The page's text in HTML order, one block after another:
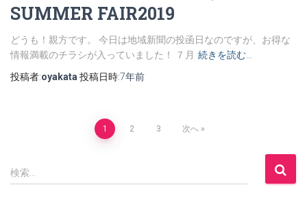
SUMMER FAIR2019
どうも！親方です。 今日は地域新聞の投函日なのですが、お得な
情報満載のチラシが入っていました！ ７月 続きを読む…
投稿者:oyakata 投稿日時:7年前
稿
1 2 3 次へ
検
索
検索…